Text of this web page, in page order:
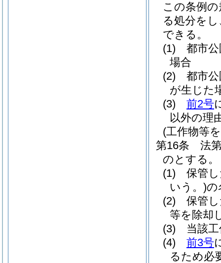
この条例
る処分を
できる。
(1)
都市
場合
(2)
都市
が生じた
(3)
前2号
以外の理
(工作物等
第16条
法
のとする。
(1)
保管
いう。)の
(2)
保管
等を除却
(3)
当該
(4)
前3号
るため必